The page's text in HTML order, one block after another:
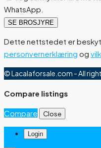
WhatsApp.
SE BROSJYRE
Dette nettstedet er
personvernerklæring og
© Lacalaforsale.com - All
Compare listings
Compare Close
Login